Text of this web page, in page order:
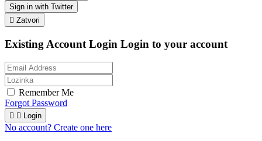
Sign in with Twitter
 Zatvori
Existing Account Login Login to your account
Remember Me
Forgot Password
  Login
No account? Create one here